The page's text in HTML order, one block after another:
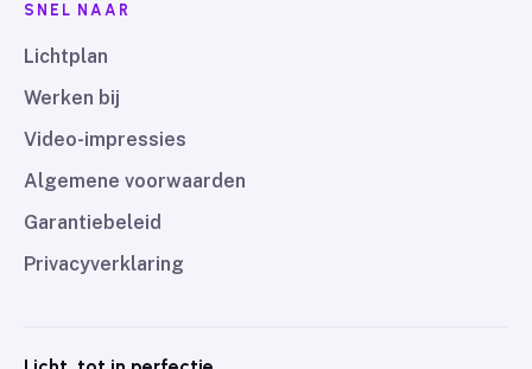
SNEL NAAR
Lichtplan
Werken bij
Video-impressies
Algemene voorwaarden
Garantiebeleid
Privacyverklaring